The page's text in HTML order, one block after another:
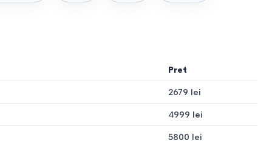
față cu succes solurilor ușoare și medii.
și sunt potrivite pentru soluri grele și terenuri virgine.
Pret
2679 lei
4999 lei
5800 lei